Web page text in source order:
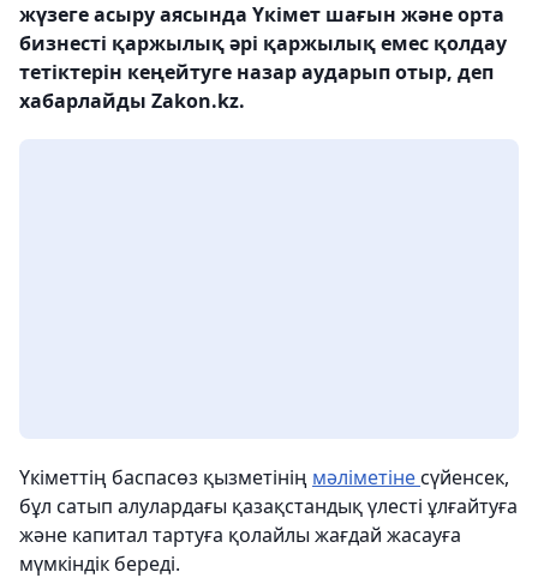
жүзеге асыру аясында Үкімет шағын және орта
бизнесті қаржылық әрі қаржылық емес қолдау
тетіктерін кеңейтуге назар аударып отыр, деп
хабарлайды Zakon.kz.
Үкіметтің баспасөз қызметінің мәліметінесүйенсек,
бұл сатып алулардағы қазақстандық үлесті ұлғайтуға
және капитал тартуға қолайлы жағдай жасауға
мүмкіндік береді.